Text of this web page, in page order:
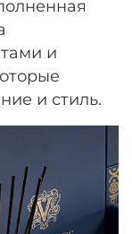
и
и стиль.